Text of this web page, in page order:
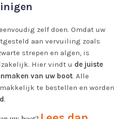
zelf doen. Omdat uw
aan vervuiling zoals
strepen en algen, is
Hier vindt u de juiste
van uw boot. Alle
te bestellen en worden
.